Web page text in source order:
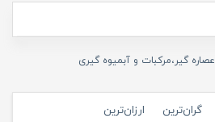
عصاره گیر،مرکبات و آبمیوه گیری
گران‌ترین ارزان‌ترین